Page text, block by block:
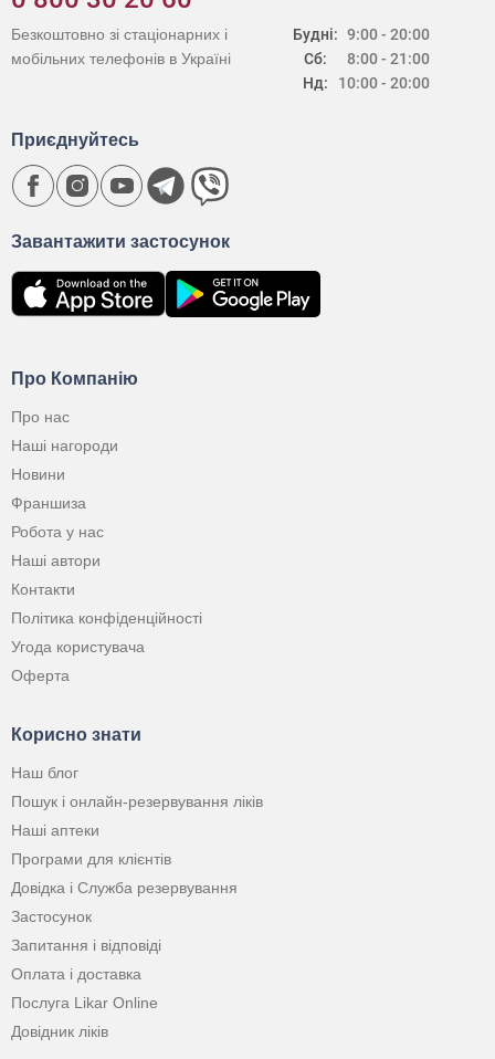
Будні:
Сб:
Нд:
9:00 - 20:00
8:00 - 21:00
10:00 - 20:00
Безкоштовно зі стаціонарних і
мобільних телефонів в Україні
Про Компанію
Про нас
Наші нагороди
Новини
Франшиза
Робота у нас
Наші автори
Контакти
Політика конфіденційності
Угода користувача
Оферта
Корисно знати
Наш блог
Пошук і онлайн-резервування ліків
Наші аптеки
Програми для клієнтів
Довідка і Служба резервування
Застосунок
Запитання і відповіді
Оплата і доставка
Послуга Likar Online
Довідник ліків
Завантажити застосунок
Приєднуйтесь